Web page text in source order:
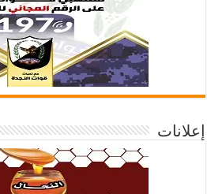
إعلانات